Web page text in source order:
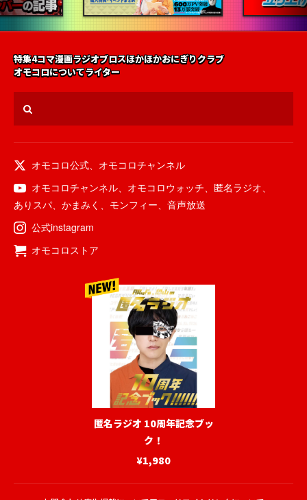
特集4コマ漫画ラジオブロスほかほかおにぎりクラブ
オモコロについてライター
オモコロ公式、 オモコロチャンネル
オモコロチャンネル、 オモコロウォッチ、 匿名ラジオ、
ありスパ、 かまみく 、 モンフィー、 音声放送
公式instagram
オモコロストア
匿名ラジオ 10周年記念ブッ
ク！
¥1,980